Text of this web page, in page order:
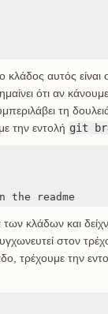
ο κλάδος αυτός
ότι αν
τη
την εντολή git
the readme
των κλάδων και
στον
τρέχουμε την